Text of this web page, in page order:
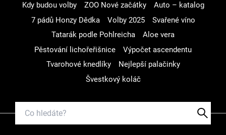
Kdy budou volby
ZOO Nové začátky
Auto – katalog
7 pádů Honzy Dědka
Volby 2025
Svařené víno
Tatarák podle Pohlreicha
Aloe vera
Pěstování lichořeřišnice
Výpočet ascendentu
Tvarohové knedlíky
Nejlepší palačinky
Švestkový koláč